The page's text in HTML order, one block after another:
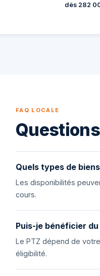
dès 282
FAQ LOCALE
Quels types de
Les disponibilités
cours.
Puis-je bénéficier du
Le PTZ dépend de
éligibilité.